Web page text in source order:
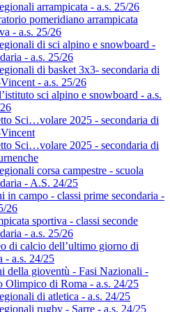
arrampicata - a.s. 25/26
pomeridiano arrampicata
- a.s. 25/26
di sci alpino e snowboard -
- a.s. 25/26
di basket 3x3- secondaria di
- a.s. 25/26
sci alpino e snowboard - a.s.
Sci…volare 2025 - secondaria di
Sci…volare 2025 - secondaria di
corsa campestre - scuola
- A.S. 24/25
in campo - classi prime secondaria -
26
sportiva - classi seconde
- a.s. 25/26
di calcio dell’ultimo giorno di
- a.s. 24/25
della gioventù - Fasi Nazionali -
Olimpico di Roma - a.s. 24/25
di atletica - a.s. 24/25
rugby - Sarre - a.s. 24/25